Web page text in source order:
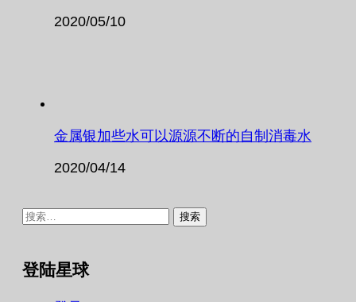
2020/05/10
金属银加些水可以源源不断的自制消毒水
2020/04/14
搜
登陆星球